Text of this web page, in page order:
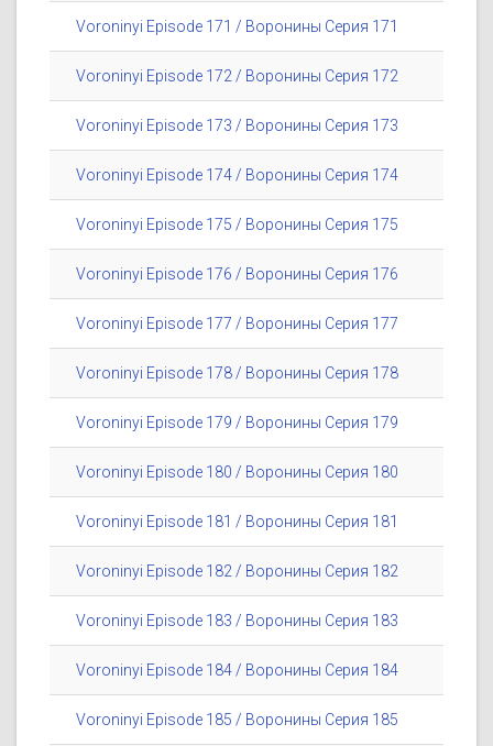
Voroninyi Episode 171 / Воронины Серия 171
Voroninyi Episode 172 / Воронины Серия 172
Voroninyi Episode 173 / Воронины Серия 173
Voroninyi Episode 174 / Воронины Серия 174
Voroninyi Episode 175 / Воронины Серия 175
Voroninyi Episode 176 / Воронины Серия 176
Voroninyi Episode 177 / Воронины Серия 177
Voroninyi Episode 178 / Воронины Серия 178
Voroninyi Episode 179 / Воронины Серия 179
Voroninyi Episode 180 / Воронины Серия 180
Voroninyi Episode 181 / Воронины Серия 181
Voroninyi Episode 182 / Воронины Серия 182
Voroninyi Episode 183 / Воронины Серия 183
Voroninyi Episode 184 / Воронины Серия 184
Voroninyi Episode 185 / Воронины Серия 185